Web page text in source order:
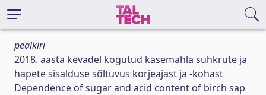
pealkiri
2018. aasta kevadel kogutud kasemahla suhkrute ja
hapete sisalduse sõltuvus korjeajast ja -kohast
Dependence of sugar and acid content of birch sap